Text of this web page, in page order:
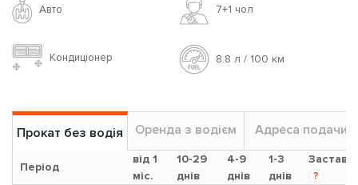
Авто 7+1 чoл
Кондиціонер 8.8 л / 100 км
Прокат без водія Оренда з водієм Адреса подачи
Період
від 1
міс.
10-29
днів
4-9
днів
1-3
днів
Застава
?